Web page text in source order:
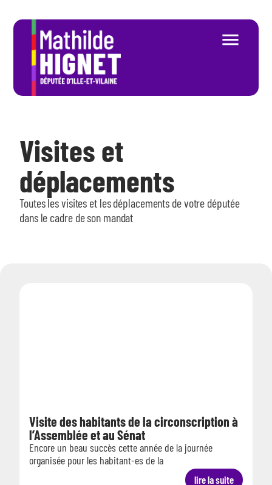
Visites et
déplacements
Toutes les visites et les déplacements de votre députée
dans le cadre de son mandat
Visite des habitants de la circonscription à
l’Assemblée et au Sénat
Encore un beau succès cette année de la journée
organisée pour les habitant-es de la
lire la suite